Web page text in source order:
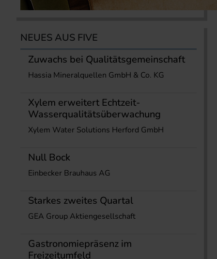
NEUES AUS FIVE
Zuwachs bei Qualitätsgemeinschaft
Hassia Mineralquellen GmbH & Co. KG
Xylem erweitert Echtzeit-
Wasserqualitätsüberwachung
Xylem Water Solutions Herford GmbH
Null Bock
Einbecker Brauhaus AG
Starkes zweites Quartal
GEA Group Aktiengesellschaft
Gastronomiepräsenz im
Freizeitumfeld